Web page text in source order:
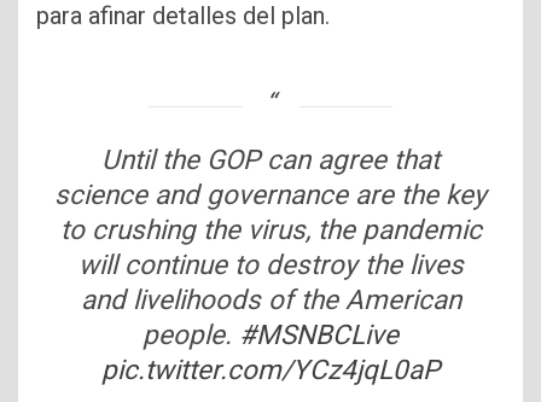
para afinar detalles del plan.
Until the GOP can agree that
science and governance are the key
to crushing the virus, the pandemic
will continue to destroy the lives
and livelihoods of the American
people. #MSNBCLive
pic.twitter.com/YCz4jqL0aP